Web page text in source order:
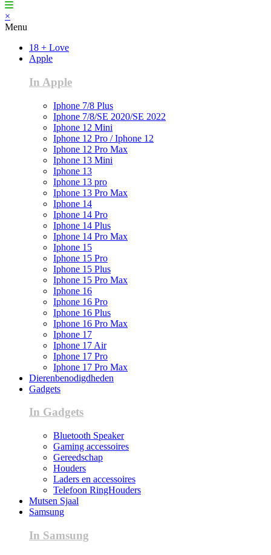
×
Menu
18 + Love
Apple
In Apple
Iphone 7/8 Plus
Iphone 7/8/SE 2020/SE 2022
Iphone 12 Mini
Iphone 12 Pro / Iphone 12
Iphone 12 Pro Max
Iphone 13 Mini
Iphone 13
Iphone 13 pro
Iphone 13 Pro Max
Iphone 14
Iphone 14 Pro
Iphone 14 Plus
Iphone 14 Pro Max
Iphone 15
Iphone 15 Pro
Iphone 15 Plus
Iphone 15 Pro Max
Iphone 16
Iphone 16 Pro
Iphone 16 Plus
Iphone 16 Pro Max
Iphone 17
Iphone 17 Air
Iphone 17 Pro
Iphone 17 Pro Max
Dierenbenodigdheden
Gadgets
In Gadgets
Bluetooth Speaker
Gaming accessoires
Gereedschap
Houders
Laders en accessoires
Telefoon RingHouders
Mutsen Sjaal
Samsung
In Samsung